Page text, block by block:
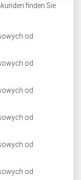
finden Sie
od
od
od
od
od
od